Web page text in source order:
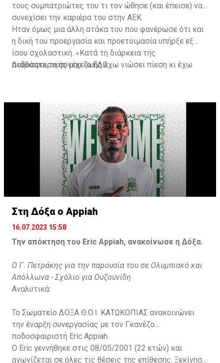
τους συμπατριώτες του τι τον ώθησε (και έπεισε) να
συνεχίσει την καριέρα του στην ΑΕΚ.
Ήταν όμως μια άλλη ατάκα του που φανέρωσε ότι και
η δική του προεργασία και προετοιμασία υπήρξε εξ
ίσου σχολαστική. «Κατά τη διάρκεια της
ποδοσφαιρικής μου ζωής έχω νιώσει πίεση κι έχω
31χρονος άσος.
Διαβάστε τη συνέχειαΕΔΩ
Στη Δόξα ο Appiah
16.07.2023 15:58
Την απόκτηση του Eric Appiah, ανακοίνωσε η Δόξα.
Ο Γ. Πετράκης για την παρουσία του σε Ολυμπιακό και
Απόλλωνα - Σχόλιο για Ουζουνίδη
Αναλυτικά:
Το Σωματείο ΔΟΞΑ Θ.Ο.Ι. ΚΑΤΩΚΟΠΙΑΣ ανακοινώνει
την έναρξη συνεργασίας με τον Γκανέζο
ποδοσφαιριστή Eric Appiah.
Ο Eric γεννήθηκε στις 08/05/2001 (22 ετών) και
αγωνίζεται σε όλες τις θέσεις της επίθεσης. Ξεκίνησε